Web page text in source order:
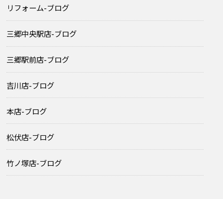
リフォーム-ブログ
三郷中央駅店-ブログ
三郷駅前店-ブログ
吉川店-ブログ
本店-ブログ
松伏店-ブログ
竹ノ塚店-ブログ